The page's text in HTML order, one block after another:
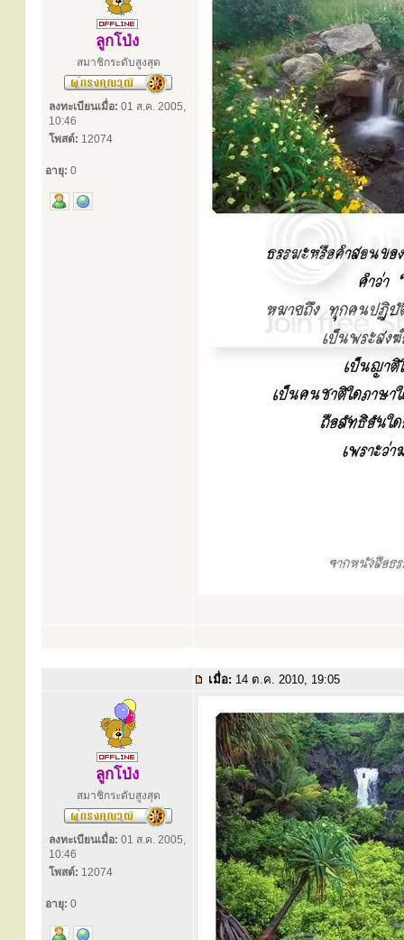
ลูกโป่ง
สมาชิกระดับสูงสุด
ลงทะเบียนเมื่อ: 01 ส.ค. 2005,
10:46
โพสต์: 12074
อายุ: 0
เมื่อ: 14 ต.ค. 2010, 19:05
ลูกโป่ง
สมาชิกระดับสูงสุด
ลงทะเบียนเมื่อ: 01 ส.ค. 2005,
10:46
โพสต์: 12074
อายุ: 0